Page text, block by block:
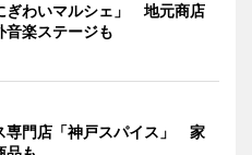
ぎわいマルシェ」 地元商店
音楽ステージも
専門店「神戸スパイス」 家